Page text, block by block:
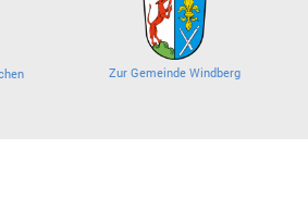
Zur Gemeinde Windberg